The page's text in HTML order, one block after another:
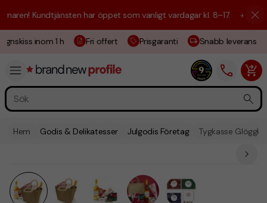
Kundtjänsten har öppet som vanligt vardagar kl. 8–17. ☀️ Vi är här
inom 1 h Fri offert Prisgaranti Snabb leverans
Hem Godis & Delikatesser Julgodis Företag Tygkasse Glöggkit